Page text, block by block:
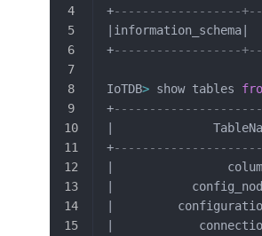
+------------------
+------------------
IoTDB> show tables
+
|
+
|
|
|
|